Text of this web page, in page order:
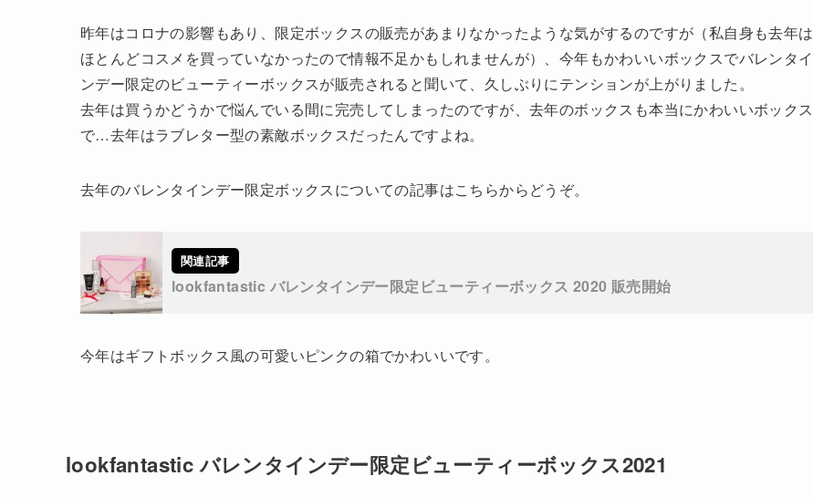
昨年はコロナの影響もあり、限定ボックスの販売があまりなかったような気がするのですが（私自身も去年は
ほとんどコスメを買っていなかったので情報不足かもしれませんが）、今年もかわいいボックスでバレンタイ
ンデー限定のビューティーボックスが販売されると聞いて、久しぶりにテンションが上がりました。
去年は買うかどうかで悩んでいる間に完売してしまったのですが、去年のボックスも本当にかわいいボックス
で…去年はラブレター型の素敵ボックスだったんですよね。
去年のバレンタインデー限定ボックスについての記事はこちらからどうぞ。
lookfantastic バレンタインデー限定ビューティーボックス 2020 販売開始
今年はギフトボックス風の可愛いピンクの箱でかわいいです。
lookfantastic バレンタインデー限定ビューティーボックス2021